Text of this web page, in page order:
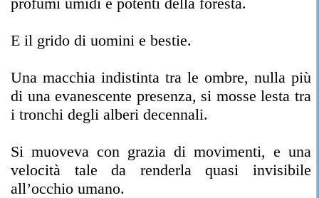
E il grido di uomini e bestie.
Una macchia indistinta tra le ombre, nulla più
di una evanescente presenza, si mosse lesta tra
i tronchi degli alberi decennali.
Si muoveva con grazia di movimenti, e una
velocità tale da renderla quasi invisibile
all’occhio umano.